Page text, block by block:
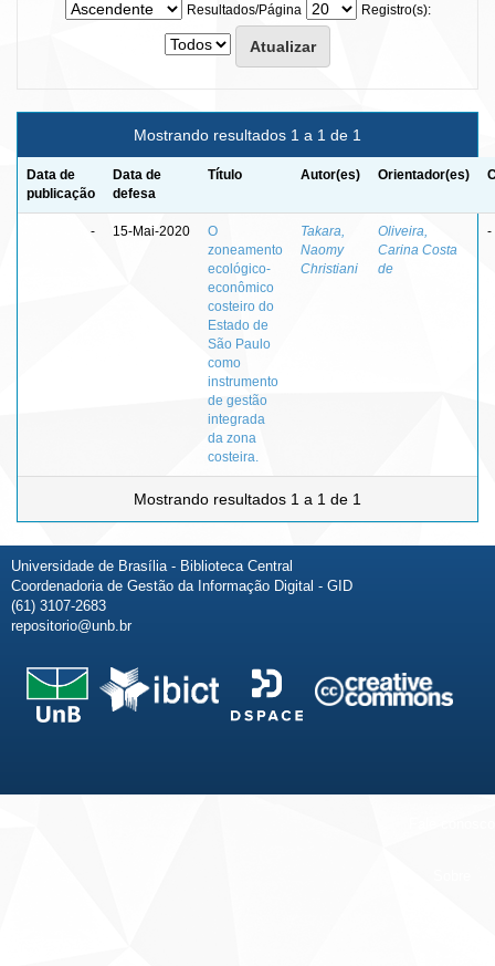
Resultados/Página
Registro(s):
Mostrando resultados 1 a 1 de 1
Data de
publicação
Data de
defesa
Título Autor(es) Orientador(es)
- 15-Mai-2020
O
zoneamento
ecológico-
econômico
costeiro do
Estado de
São Paulo
como
instrumento
de gestão
integrada
da zona
costeira.
Takara,
Naomy
Christiani
Oliveira,
Carina Costa
de
-
Mostrando resultados 1 a 1 de 1
Universidade de Brasília - Biblioteca Central
Coordenadoria de Gestão da Informação Digital - GID
(61) 3107-2683
repositorio@unb.br